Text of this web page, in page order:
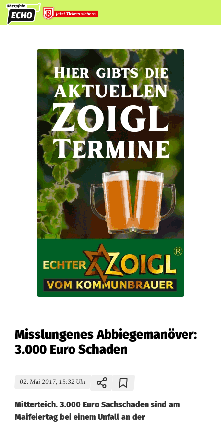
Misslungenes Abbiegemanöver:
3.000 Euro Schaden
02. Mai 2017, 15:32 Uhr
Mitterteich. 3.000 Euro Sachschaden sind am
Maifeiertag bei einem Unfall an der